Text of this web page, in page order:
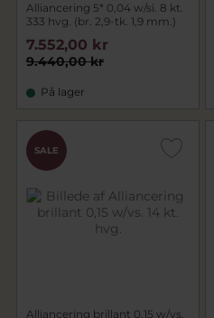
Alliancering 5* 0,04 w/si. 8 kt.
333 hvg. (br. 2,9-tk. 1,9 mm.)
9.440,00 kr
7.552,00 kr
På lager
SALE
Alliancering brillant 0,15 w/vs.